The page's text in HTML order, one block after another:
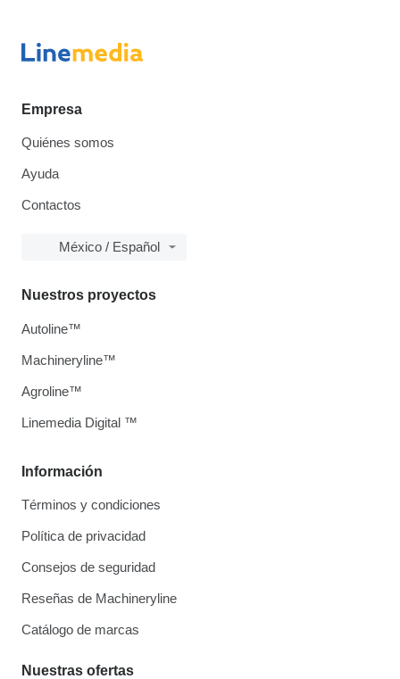
Empresa
Quiénes somos
Ayuda
Contactos
México / Español
Información
Términos y condiciones
Política de privacidad
Consejos de seguridad
Reseñas de Machineryline
Catálogo de marcas
Nuestras ofertas
Nuestros proyectos
Autoline™
Machineryline™
Agroline™
Linemedia Digital ™